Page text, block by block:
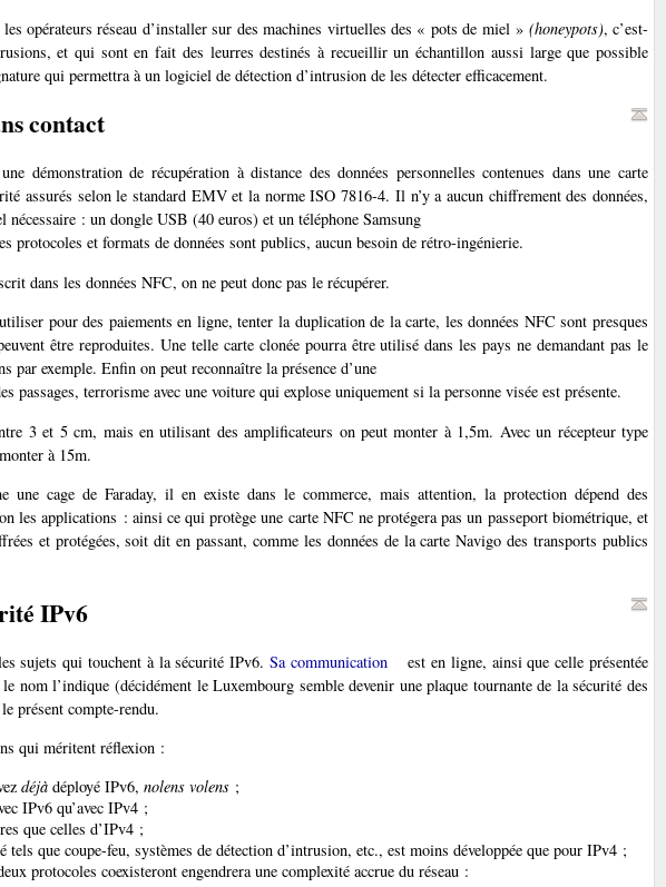
opérateurs réseau d’installer sur des machines virtuelles des « pots de miel » (honeypots), c’est-
et qui sont en fait des leurres destinés à recueillir un échantillon aussi large que possible
qui permettra à un logiciel de détection d’intrusion de les détecter efficacement.
contact
démonstration de récupération à distance des données personnelles contenues dans une carte
assurés selon le standard EMV et la norme ISO 7816-4. Il n’y a aucun chiffrement des données,
: un dongle USB (40 euros) et un téléphone Samsung
et formats de données sont publics, aucun besoin de rétro-ingénierie.
dans les données NFC, on ne peut donc pas le récupérer.
pour des paiements en ligne, tenter la duplication de la carte, les données NFC sont presques
être reproduites. Une telle carte clonée pourra être utilisé dans les pays ne demandant pas le
par exemple. Enfin on peut reconnaître la présence d’une
passages, terrorisme avec une voiture qui explose uniquement si la personne visée est présente.
3 et 5 cm, mais en utilisant des amplificateurs on peut monter à 1,5m. Avec un récepteur type
à 15m.
une cage de Faraday, il en existe dans le commerce, mais attention, la protection dépend des
les applications : ainsi ce qui protège une carte NFC ne protégera pas un passeport biométrique, et
et protégées, soit dit en passant, comme les données de la carte Navigo des transports publics
IPv6
sujets qui touchent à la sécurité IPv6. Sa communication
est en ligne, ainsi que celle présentée
nom l’indique (décidément le Luxembourg semble devenir une plaque tournante de la sécurité des
présent compte-rendu.
qui méritent réflexion :
déjàdéployé IPv6, nolens volens;
IPv6 qu’avec IPv4 ;
que celles d’IPv4 ;
tels que coupe-feu, systèmes de détection d’intrusion, etc., est moins développée que pour IPv4 ;
protocoles coexisteront engendrera une complexité accrue du réseau :